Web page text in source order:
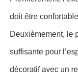
doit être
Deuxièmement, le
suffisante pour
décoratif avec un